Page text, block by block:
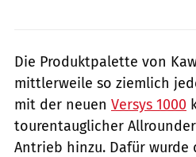
Die Produktpalette von
mittlerweile so ziemlich
mit der neuen Versys 1000
tourentauglicher
Antrieb hinzu. Dafür wurde